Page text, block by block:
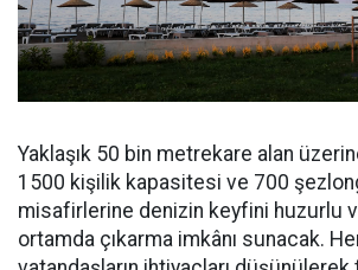
Yaklaşık 50 bin metrekare alan
1500 kişilik kapasitesi ve 700
misafirlerine denizin keyfini huzurlu
ortamda çıkarma imkânı sunacak. Her